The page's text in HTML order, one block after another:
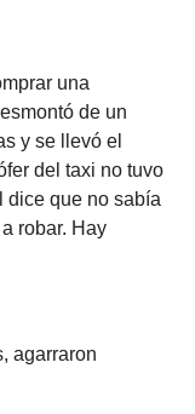
una
de un
y se llevó el
del taxi no tuvo
dice que no sabía
robar. Hay
agarraron